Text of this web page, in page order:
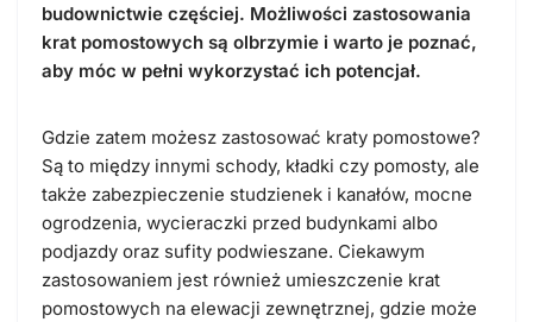
budownictwie częściej. Możliwości zastosowania
krat pomostowych są olbrzymie i warto je poznać,
aby móc w pełni wykorzystać ich potencjał.
Gdzie zatem możesz zastosować kraty pomostowe?
Są to między innymi schody, kładki czy pomosty, ale
także zabezpieczenie studzienek i kanałów, mocne
ogrodzenia, wycieraczki przed budynkami albo
podjazdy oraz sufity podwieszane. Ciekawym
zastosowaniem jest również umieszczenie krat
pomostowych na elewacji zewnętrznej, gdzie może